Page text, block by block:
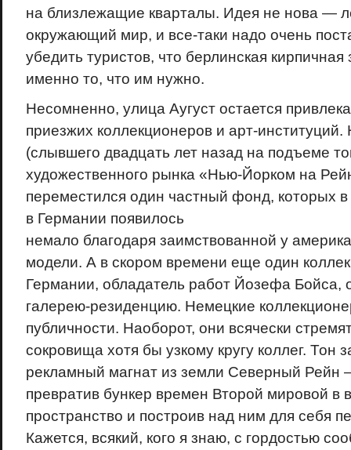
на близлежащие кварталы. Идея не нова —
окружающий мир, и все-таки надо очень
убедить туристов, что берлинская
именно то, что им нужно.
Несомненно, улица Аугуст остается
приезжих коллекционеров и арт-
(слывшего двадцать лет назад на подъеме
художественного рынка «Нью-Йорком на
переместился один частный фонд, которых
в Германии появилось
немало благодаря заимствованной у
модели. А в скором времени еще один
Германии, обладатель работ Йозефа Бойса,
галерею-резиденцию. Немецкие
публичности. Наоборот, они всячески
сокровища хотя бы узкому кругу коллег. Тон
рекламный магнат из земли Северный Рейн
превратив бункер времен Второй мировой в
пространство и построив над ним для себя
Кажется, всякий, кого я знаю, с гордостью